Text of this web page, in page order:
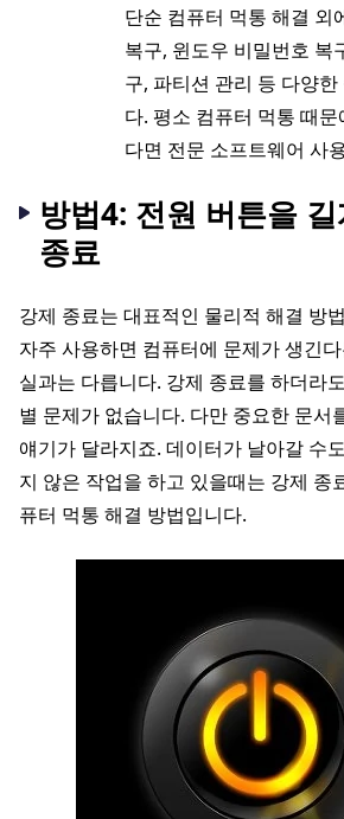
단순 컴퓨터 먹통 해결 외
복구, 윈도우 비밀번호 복
구, 파티션 관리 등 다양
다. 평소 컴퓨터 먹통 때
다면 전문 소프트웨어 사
방법4: 전원 버튼을
종료
강제 종료는 대표적인 물리적 해결 방
자주 사용하면 컴퓨터에 문제가 생긴
실과는 다릅니다. 강제 종료를 하더라
별 문제가 없습니다. 다만 중요한 문서
얘기가 달라지죠. 데이터가 날아갈 수
지 않은 작업을 하고 있을때는 강제 종
퓨터 먹통 해결 방법입니다.